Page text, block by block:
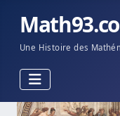
Une Histoire des